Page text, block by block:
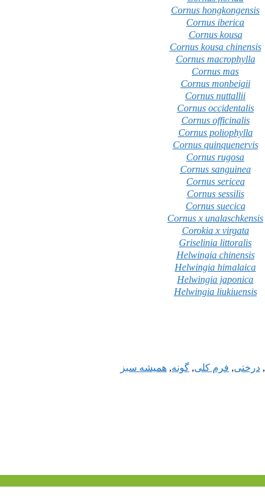
Cornus hongkongensis
Cornus iberica
Cornus kousa
Cornus kousa chinensis
Cornus macrophylla
Cornus mas
Cornus monbeigii
Cornus nuttallii
Cornus occidentalis
Cornus officinalis
Cornus poliophylla
Cornus quinquenervis
Cornus rugosa
Cornus sanguinea
Cornus sericea
Cornus sessilis
Cornus suecica
Cornus x unalaschkensis
Corokia x virgata
Griselinia littoralis
Helwingia chinensis
Helwingia himalaica
Helwingia japonica
Helwingia liukiuensis
, درختی, فرم کلی, گونه, همیشه سبز